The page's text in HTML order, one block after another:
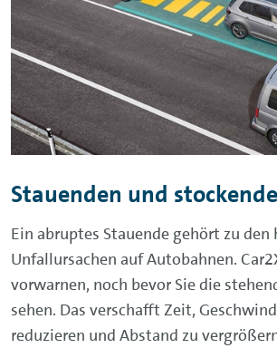
Stauenden und
Ein abruptes Stauende gehört zu
Unfallursachen auf Autobahnen.
vorwarnen, noch bevor Sie die
sehen. Das verschafft Zeit,
reduzieren und Abstand zu